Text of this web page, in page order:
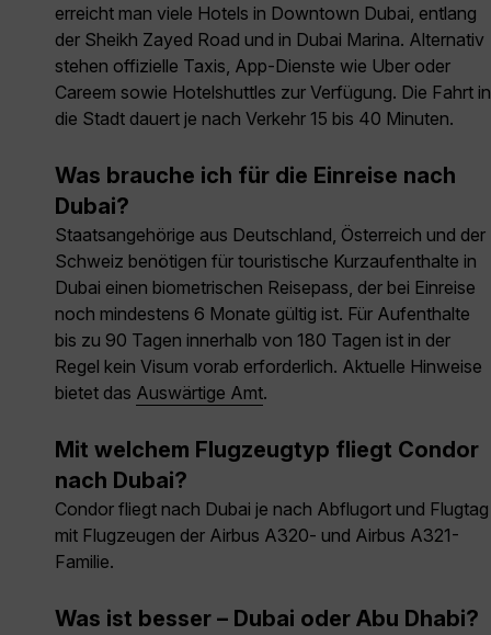
erreicht man viele Hotels in Downtown Dubai, entlang
der Sheikh Zayed Road und in Dubai Marina. Alternativ
stehen offizielle Taxis, App-Dienste wie Uber oder
Careem sowie Hotelshuttles zur Verfügung. Die Fahrt in
die Stadt dauert je nach Verkehr 15 bis 40 Minuten.
Was brauche ich für die Einreise nach
Dubai?
Staatsangehörige aus Deutschland, Österreich und der
Schweiz benötigen für touristische Kurzaufenthalte in
Dubai einen biometrischen Reisepass, der bei Einreise
noch mindestens 6 Monate gültig ist. Für Aufenthalte
bis zu 90 Tagen innerhalb von 180 Tagen ist in der
Regel kein Visum vorab erforderlich. Aktuelle Hinweise
bietet das Auswärtige Amt.
Mit welchem Flugzeugtyp fliegt Condor
nach Dubai?
Condor fliegt nach Dubai je nach Abflugort und Flugtag
mit Flugzeugen der Airbus A320- und Airbus A321-
Familie.
Was ist besser – Dubai oder Abu Dhabi?